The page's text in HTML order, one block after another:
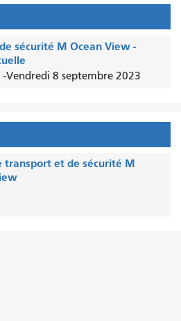
sécurité M Ocean View -
-Vendredi 8 septembre 2023
transport et de sécurité M